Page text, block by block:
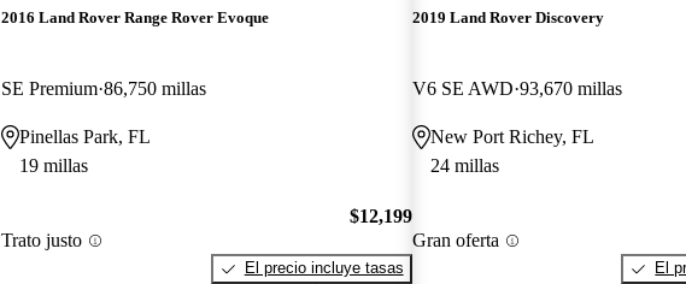
2016 Land Rover Range Rover Evoque
SE Premium 86,750 millas
Pinellas Park, FL
19 millas
Trato justo
$12,199
El precio incluye tasas
2019 Land Rover Discovery
V6 SE AWD 93,670 millas
New Port Richey, FL
24 millas
Gran oferta
El